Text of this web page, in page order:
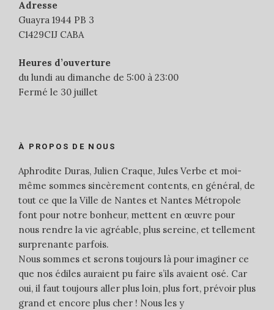
Adresse
Guayra 1944 PB 3
C1429CIJ CABA
Heures d’ouverture
du lundi au dimanche de 5:00 à 23:00
Fermé le 30 juillet
À PROPOS DE NOUS
Aphrodite Duras, Julien Craque, Jules Verbe et moi-
même sommes sincèrement contents, en général, de
tout ce que la Ville de Nantes et Nantes Métropole
font pour notre bonheur, mettent en œuvre pour
nous rendre la vie agréable, plus sereine, et tellement
surprenante parfois.
Nous sommes et serons toujours là pour imaginer ce
que nos édiles auraient pu faire s’ils avaient osé. Car
oui, il faut toujours aller plus loin, plus fort, prévoir plus
grand et encore plus cher ! Nous les y